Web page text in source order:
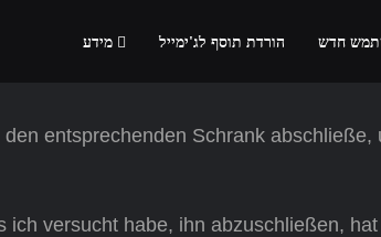
הורדת תוסף לג'ימייל חדש
entsprechenden Schrank abschließe,
versucht habe, ihn abzuschließen,